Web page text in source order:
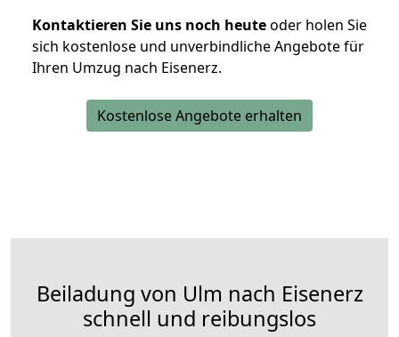
Kontaktieren Sie uns noch heuteoder holen Sie
sich kostenlose und unverbindliche Angebote für
Ihren Umzug nach Eisenerz.
Kostenlose Angebote erhalten
Beiladung von Ulm nach Eisenerz
schnell und reibungslos